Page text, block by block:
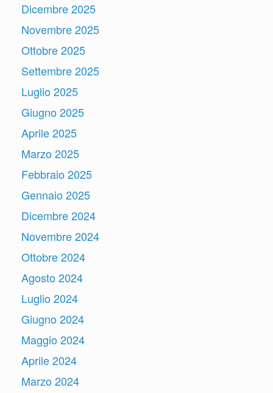
Dicembre 2025
Novembre 2025
Ottobre 2025
Settembre 2025
Luglio 2025
Giugno 2025
Aprile 2025
Marzo 2025
Febbraio 2025
Gennaio 2025
Dicembre 2024
Novembre 2024
Ottobre 2024
Agosto 2024
Luglio 2024
Giugno 2024
Maggio 2024
Aprile 2024
Marzo 2024